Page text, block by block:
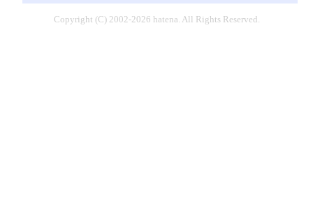
Copyright (C) 2002-2026 hatena. All Rights Reserved.